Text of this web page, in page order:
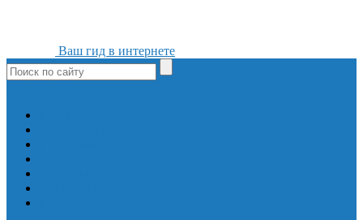
Ваш гид в интернете